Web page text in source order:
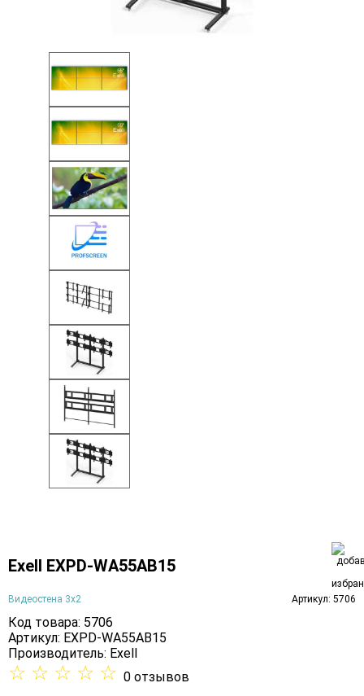
Exell EXPD-WA55AB15
Видеостена 3х2 Артикул: 5706
Код товара: 5706
Артикул: EXPD-WA55AB15
Производитель: Exell
☆ ☆ ☆ ☆ ☆ 0 отзывов